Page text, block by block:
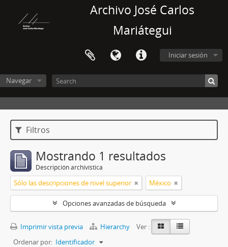
Archivo José Carlos
Mariátegui
Iniciar sesión
Navegar
Filtros
Mostrando 1 resultados
Descripción archivística
Sólo las descripciones de nivel superior México
Opciones avanzadas de búsqueda
Imprimir vista previa Hierarchy
Ver :
Ordenar por: Identificador